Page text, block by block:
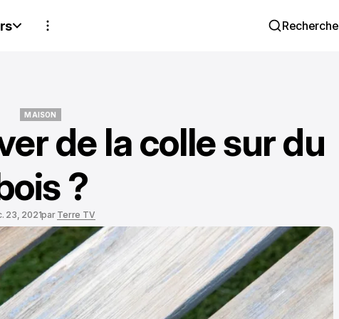
Recherche
MAISON
de la colle sur du
?
23, 2021par Terre TV